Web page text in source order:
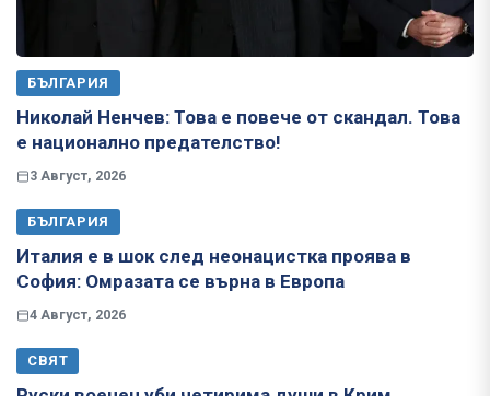
БЪЛГАРИЯ
Николай Ненчев: Това е повече от скандал. Това
е национално предателство!
3 Август, 2026
БЪЛГАРИЯ
Италия е в шок след неонацистка проява в
София: Омразата се върна в Европа
4 Август, 2026
СВЯТ